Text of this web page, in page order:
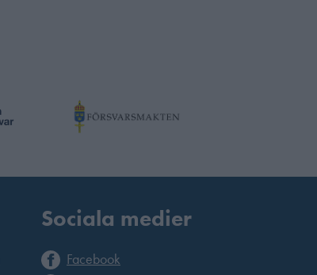
Sociala medier
Facebook